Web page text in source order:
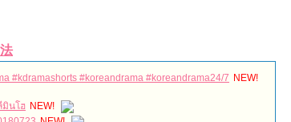
#kdramashorts #koreandrama #koreandrama24/7 NEW!
มินโฮ NEW!